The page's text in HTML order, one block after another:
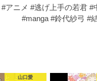
アニメ #逃げ上手の若君
#manga #鈴代紗弓 #
山口愛